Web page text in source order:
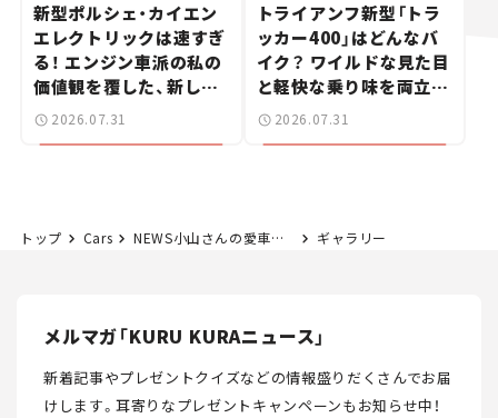
新型ポルシェ・カイエン
エレクトリックは速すぎ
る！ エンジン車派の私の
価値観を覆した、新しい
ポルシェの走り。
2026.07.31
トライアンフ新型「トラ
ッカー400」はどんなバ
イク？ ワイルドな見た目
と軽快な乗り味を両立し
た400ccフラットトラッ
2026.07.31
トップ Cars NEWS小山さんの愛車はこれだ！ フィアット・デュカトのキャンピングカーがカッコ良すぎる【東京アウトドアショー2024】 ギャラリー
メルマガ「KURU KURAニュース」
新着記事やプレゼントクイズなどの情報盛りだくさんでお届
けします。耳寄りなプレゼントキャンペーンもお知らせ中！